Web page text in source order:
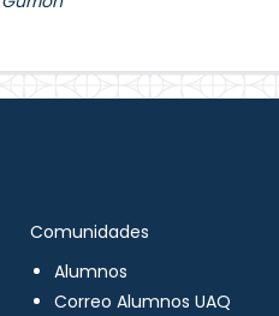
Comunidades
Alumnos
Correo Alumnos UAQ